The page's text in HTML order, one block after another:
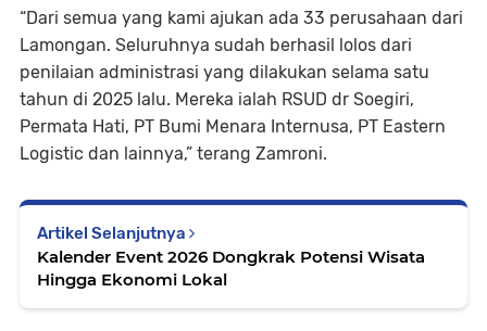
“Dari semua yang kami ajukan ada 33 perusahaan dari
Lamongan. Seluruhnya sudah berhasil lolos dari
penilaian administrasi yang dilakukan selama satu
tahun di 2025 lalu. Mereka ialah RSUD dr Soegiri,
Permata Hati, PT Bumi Menara Internusa, PT Eastern
Logistic dan lainnya,” terang Zamroni.
Artikel Selanjutnya
Kalender Event 2026 Dongkrak Potensi Wisata
Hingga Ekonomi Lokal